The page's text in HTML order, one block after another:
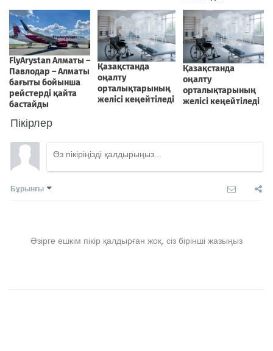
Пікірлер
Бұрынғы
Әзірге ешкім пікір қалдырған жоқ, сіз бірінші жазыңыз